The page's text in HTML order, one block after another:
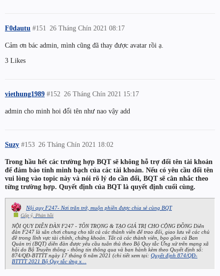
F0dautu 26 Tháng Chín 2021 08:17
#151
Cảm ơn bác admin, mình cũng đã thay được avatar rồi ạ.
3 Likes
viethung1989 26 Tháng Chín 2021 15:17
#152
admin cho minh hoi đổi tên như nao vậy add
Suzy 26 Tháng Chín 2021 18:02
#153
Trong hầu hết các trường hợp BQT sẽ không hỗ trợ đổi tên tài khoản
để đảm bảo tính minh bạch của các tài khoản. Nếu có yêu cầu đổi tên
vui lòng vào topic này và nói rõ lý do cần đổi, BQT sẽ cân nhắc theo
từng trường hợp. Quyết định của BQT là quyết định cuối cùng.
Nội quy F247- Nơi trăn trở, muộn phiền được chia sẻ cùng BQT
Góp ý, Phản hồi
NỘI QUY DIỄN ĐÀN F247 - TÔN TRỌNG & TẠO GIÁ TRỊ CHO CỘNG ĐỒNG Diễn
đàn F247 là sân chơi chung cho tất cả các thành viên để trao đổi, giao lưu về các chủ
đề trong lĩnh vực tài chính, chứng khoán. Tất cả các thành viên, bao gồm cả Ban
Quản trị (BQT) diễn đàn được yêu cầu tuân thủ theo Bộ Quy tắc Ứng xử trên mạng xã
hội do Bộ Truyền thông - thông tin thông qua và ban hành kèm theo Quyết định số:
874/QĐ-BTTTT ngày 17 tháng 6 năm 2021 (chi tiết xem tại: Quyết định 874/QĐ-
BTTTT 2021 Bộ Quy tắc ứng x…